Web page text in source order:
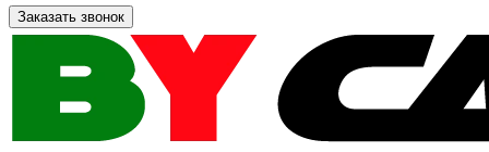
Заказать звонок